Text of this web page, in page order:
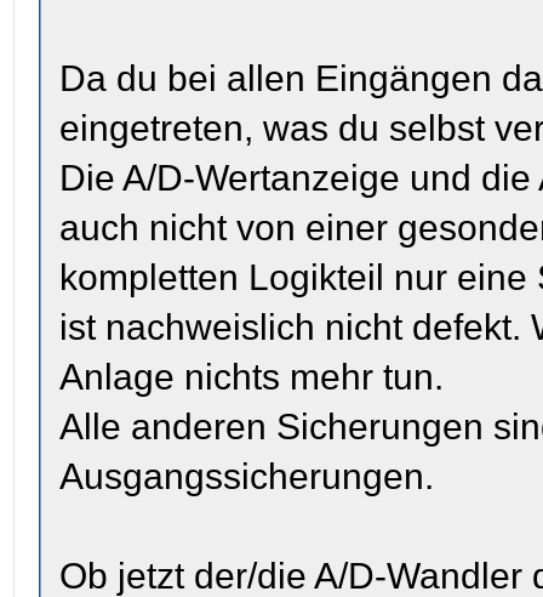
Da du bei allen Eingängen
eingetreten, was du selbst
Die A/D-Wertanzeige und
auch nicht von einer
kompletten Logikteil nur
ist nachweislich nicht defekt.
Anlage nichts mehr tun.
Alle anderen Sicherungen
Ausgangssicherungen.
Ob jetzt der/die A/D-